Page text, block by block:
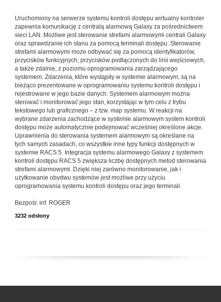
Uruchomiony na serwerze systemu kontroli dostępu wirtualny kontroler
zapewnia komunikację z centralą alarmową Galaxy za pośrednictwem
sieci LAN. Możliwe jest sterowanie strefami alarmowymi centrali Galaxy
oraz sprawdzanie ich stanu za pomocą terminali dostępu. Sterowanie
strefami alarmowymi może odbywać się za pomocą identyfikatorów,
przycisków funkcyjnych, przycisków podłączonych do linii wejściowych,
a także zdalnie, z poziomu oprogramowania zarządzającego
systemem. Zdarzenia, które wystąpiły w systemie alarmowym, są na
bieżąco prezentowane w oprogramowaniu systemu kontroli dostępu i
rejestrowane w jego bazie danych. Systemem alarmowym można
sterować i monitorować jego stan, korzystając w tym celu z trybu
tekstowego lub graficznego – z tzw. map systemu. W reakcji na
wybrane zdarzenia zachodzące w systemie alarmowym system kontroli
dostępu może automatycznie podejmować wcześniej określone akcje.
Uprawnienia do sterowania systemem alarmowym są określane na
tych samych zasadach, co wszystkie inne typy funkcji dostępnych w
systemie RACS 5. Integracja systemu alarmowego Galaxy z systemem
kontroli dostępu RACS 5 zwiększa liczbę dostępnych metod sterowania
strefami alarmowymi. Dzięki niej zarówno monitorowanie, jak i
użytkowanie obydwu systemów jest możliwe przy użyciu
oprogramowania systemu kontroli dostępu oraz jego terminali.
Bezpośr. inf. ROGER
3232 odsłony